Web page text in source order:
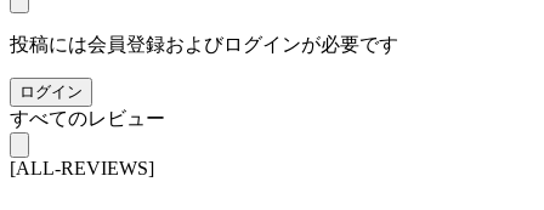
投稿には会員登録およびログインが必要です
ログイン
すべてのレビュー
[ALL-REVIEWS]